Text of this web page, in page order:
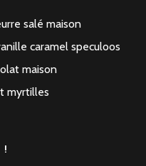
salé maison
caramel speculoos
maison
myrtilles
!